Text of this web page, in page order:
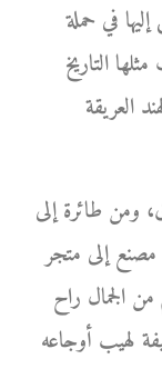
في حملة
التاريخ
العريقة
ومن طائرة إلى
إلى متجر
الجمال راح